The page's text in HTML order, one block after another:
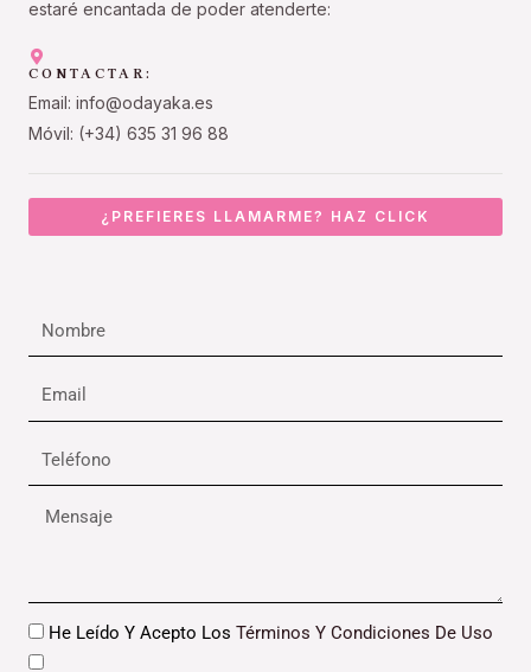
estaré encantada de poder atenderte:
CONTACTAR:
Email: info@odayaka.es
Móvil: (+34) 635 31 96 88
¿PREFIERES LLAMARME? HAZ CLICK
Nombre
Email
Teléfono
Mensaje
DatosHe Leído Y Acepto Los Términos Y Condiciones De Uso